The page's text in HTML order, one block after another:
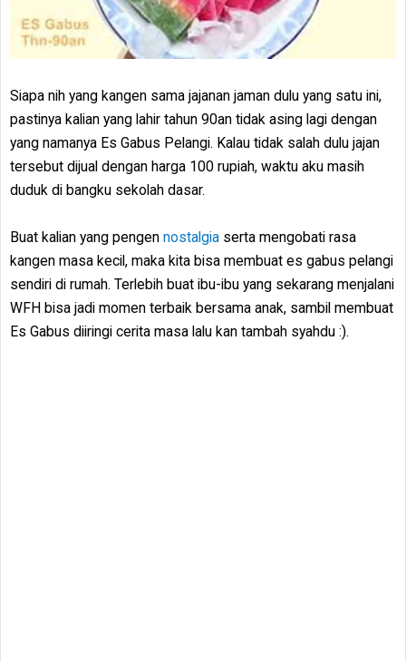
Siapa nih yang kangen sama jajanan jaman dulu yang satu ini,
pastinya kalian yang lahir tahun 90an tidak asing lagi dengan
yang namanya Es Gabus Pelangi. Kalau tidak salah dulu jajan
tersebut dijual dengan harga 100 rupiah, waktu aku masih
duduk di bangku sekolah dasar.
Buat kalian yang pengen nostalgia serta mengobati rasa
kangen masa kecil, maka kita bisa membuat es gabus pelangi
sendiri di rumah. Terlebih buat ibu-ibu yang sekarang menjalani
WFH bisa jadi momen terbaik bersama anak, sambil membuat
Es Gabus diiringi cerita masa lalu kan tambah syahdu :).